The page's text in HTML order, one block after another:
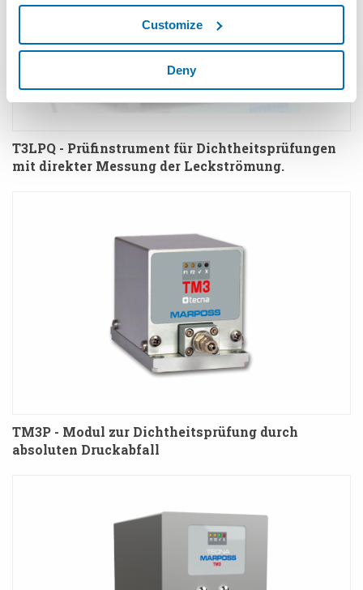
Customize
Deny
T3LPQ - Prüfinstrument für Dichtheitsprüfungen
mit direkter Messung der Leckströmung.
TM3P - Modul zur Dichtheitsprüfung durch
absoluten Druckabfall